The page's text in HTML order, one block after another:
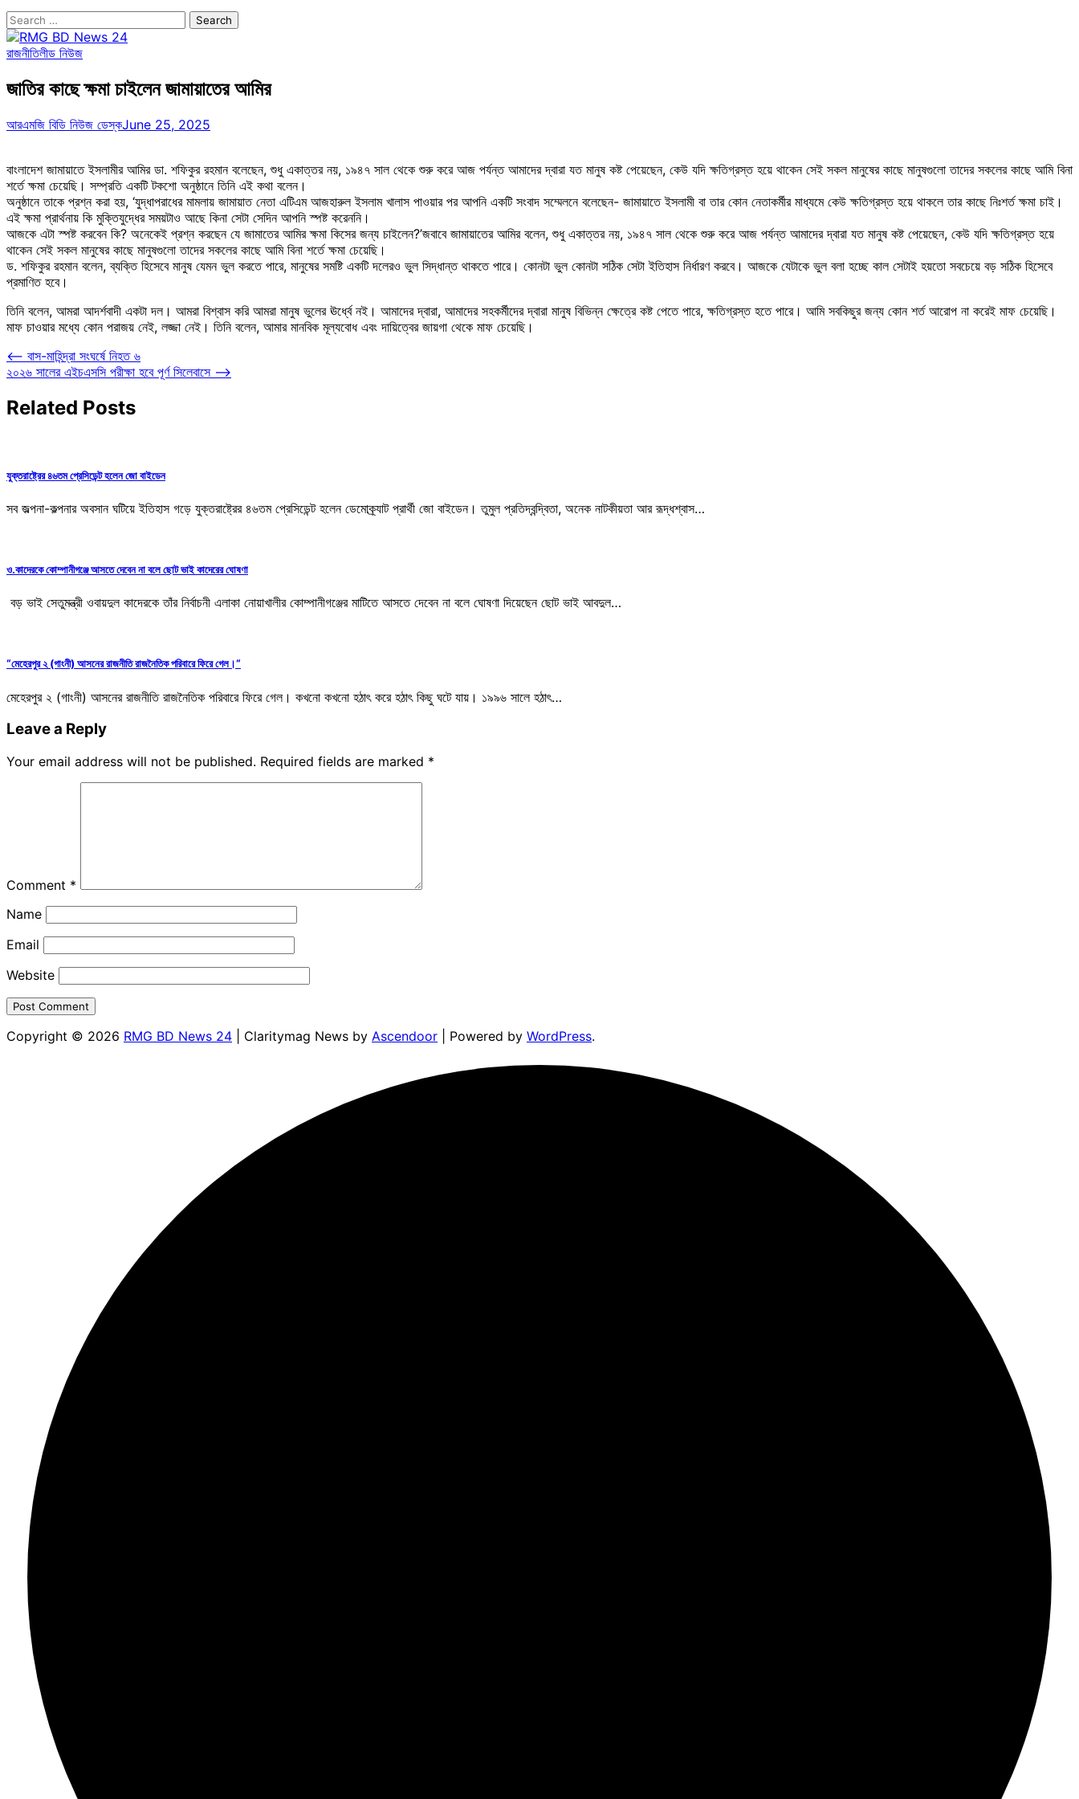
Search
for:
রাজনীতিলীড নিউজ
জাতির কাছে ক্ষমা চাইলেন জামায়াতের আমির
আরএমজি বিডি নিউজ ডেস্কJune 25, 2025
বাংলাদেশ জামায়াতে ইসলামীর আমির ডা. শফিকুর রহমান বলেছেন, শুধু একাত্তর নয়, ১৯৪৭ সাল থেকে শুরু করে আজ পর্যন্ত আমাদের দ্বারা যত মানুষ কষ্ট পেয়েছেন, কেউ যদি ক্ষতিগ্রস্ত হয়ে থাকেন সেই সকল মানুষের কাছে মানুষগুলো তাদের সকলের কাছে আমি বিনা
শর্তে ক্ষমা চেয়েছি। সম্প্রতি একটি টকশো অনুষ্ঠানে তিনি এই কথা বলেন।
অনুষ্ঠানে তাকে প্রশ্ন করা হয়, ‘যুদ্ধাপরাধের মামলায় জামায়াত নেতা এটিএম আজহারুল ইসলাম খালাস পাওয়ার পর আপনি একটি সংবাদ সম্মেলনে বলেছেন- জামায়াতে ইসলামী বা তার কোন নেতাকর্মীর মাধ্যমে কেউ ক্ষতিগ্রস্ত হয়ে থাকলে তার কাছে নিঃশর্ত ক্ষমা চাই।
এই ক্ষমা প্রার্থনায় কি মুক্তিযুদ্ধের সময়টাও আছে কিনা সেটা সেদিন আপনি স্পষ্ট করেননি।
আজকে এটা স্পষ্ট করবেন কি? অনেকেই প্রশ্ন করছেন যে জামাতের আমির ক্ষমা কিসের জন্য চাইলেন?’জবাবে জামায়াতের আমির বলেন, শুধু একাত্তর নয়, ১৯৪৭ সাল থেকে শুরু করে আজ পর্যন্ত আমাদের দ্বারা যত মানুষ কষ্ট পেয়েছেন, কেউ যদি ক্ষতিগ্রস্ত হয়ে
থাকেন সেই সকল মানুষের কাছে মানুষগুলো তাদের সকলের কাছে আমি বিনা শর্তে ক্ষমা চেয়েছি।
ড. শফিকুর রহমান বলেন, ব্যক্তি হিসেবে মানুষ যেমন ভুল করতে পারে, মানুষের সমষ্টি একটি দলেরও ভুল সিদ্ধান্ত থাকতে পারে। কোনটা ভুল কোনটা সঠিক সেটা ইতিহাস নির্ধারণ করবে। আজকে যেটাকে ভুল বলা হচ্ছে কাল সেটাই হয়তো সবচেয়ে বড় সঠিক হিসেবে
প্রমাণিত হবে।
তিনি বলেন, আমরা আদর্শবাদী একটা দল। আমরা বিশ্বাস করি আমরা মানুষ ভুলের ঊর্ধ্বে নই। আমাদের দ্বারা, আমাদের সহকর্মীদের দ্বারা মানুষ বিভিন্ন ক্ষেত্রে কষ্ট পেতে পারে, ক্ষতিগ্রস্ত হতে পারে। আমি সবকিছুর জন্য কোন শর্ত আরোপ না করেই মাফ চেয়েছি।
মাফ চাওয়ার মধ্যে কোন পরাজয় নেই, লজ্জা নেই। তিনি বলেন, আমার মানবিক মূল্যবোধ এবং দায়িত্বের জায়গা থেকে মাফ চেয়েছি।
Post
navigation
⟵ বাস-মাহিন্দ্রা সংঘর্ষে নিহত ৬
২০২৬ সালের এইচএসসি পরীক্ষা হবে পূর্ণ সিলেবাসে ⟶
Related Posts
যুক্তরাষ্ট্রের ৪৬তম প্রেসিডেন্ট হলেন জো বাইডেন
সব জল্পনা-কল্পনার অবসান ঘটিয়ে ইতিহাস গড়ে যুক্তরাষ্ট্রের ৪৬তম প্রেসিডেন্ট হলেন ডেমোক্র্যাট প্রার্থী জো বাইডেন। তুমুল প্রতিদ্বন্দ্বিতা, অনেক নাটকীয়তা আর রূদ্ধশ্বাস…
ও.কাদেরকে কোম্পানীগঞ্জে আসতে দেবেন না বলে ছোট ভাই কাদেরের ঘোষণা
বড় ভাই সেতুমন্ত্রী ওবায়দুল কাদেরকে তাঁর নির্বাচনী এলাকা নোয়াখালীর কোম্পানীগঞ্জের মাটিতে আসতে দেবেন না বলে ঘোষণা দিয়েছেন ছোট ভাই আবদুল…
“মেহেরপুর ২ (গাংনী) আসনের রাজনীতি রাজনৈতিক পরিবারে ফিরে গেল।“
মেহেরপুর ২ (গাংনী) আসনের রাজনীতি রাজনৈতিক পরিবারে ফিরে গেল। কখনো কখনো হঠাৎ করে হঠাৎ কিছু ঘটে যায়। ১৯৯৬ সালে হঠাৎ…
Leave a Reply
Your email address will not be published. Required fields are marked *
Comment *
Name
Email
Website
Copyright © 2026 RMG BD News 24 | Claritymag News by Ascendoor | Powered by WordPress.